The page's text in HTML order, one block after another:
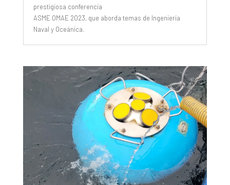
prestigiosa conferencia
ASME OMAE 2023, que aborda temas de Ingeniería
Naval y Oceánica.